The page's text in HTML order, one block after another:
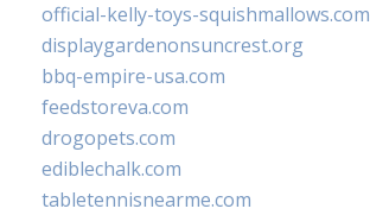
official-kelly-toys-squishmallows.com
displaygardenonsuncrest.org
bbq-empire-usa.com
feedstoreva.com
drogopets.com
ediblechalk.com
tabletennisnearme.com